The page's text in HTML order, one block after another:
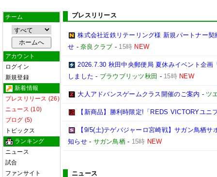
チーム
アカウント
ログイン
新規登録
新着情報
プレスリリース (26)
ニュース (10)
ブログ (5)
トピックス
ランキング
ニュース
試合
ファンサイト
プレスリリース
株式会社近鉄リテーリング様 新規パートナー
せ -奈良クラブ - 15時 NEW
2026.7.30 秋田中央郵便局 夏休みイベント企
しました - ブラウブリッツ秋田 - 15時 NEW
大人アドバンスゲームクラス開催のご案内 - ツ
【新商品】勝利時限定!「REDS VICTORYユニ
【9/5(土)テゲバジャーロ宮崎戦】サガン鳥栖
知らせ- サガン鳥栖- 15時 NEW
ニュース